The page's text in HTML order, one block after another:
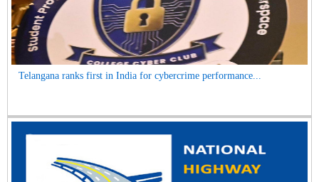
Telangana ranks first in India for cybercrime performance...